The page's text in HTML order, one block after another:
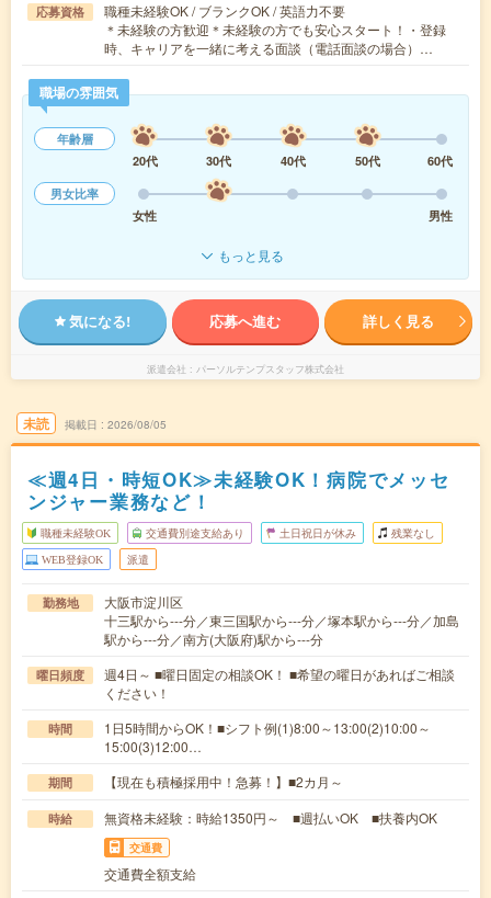
応募資格
職種未経験OK / ブランクOK / 英語力不要
＊未経験の方歓迎＊未経験の方でも安心スタート！・登録
時、キャリアを一緒に考える面談（電話面談の場合）…
職場の雰囲気
年齢層
20代
30代 40代 50代
60代
男女比率
女性
男性
もっと見る
気になる! 応募へ進む 詳しく見る
派遣会社 パーソルテンプスタッフ株式会社
未読 掲載日 2026/08/05
≪週4日・時短OK≫未経験OK！病院でメッセ
ンジャー業務など！
職種未経験OK 交通費別途支給あり 土日祝日が休み 残業なし
WEB登録OK 派遣
勤務地
大阪市淀川区
十三駅から---分／東三国駅から---分／塚本駅から---分／加島
駅から---分／南方(大阪府)駅から---分
曜日頻度
週4日～ ■曜日固定の相談OK！ ■希望の曜日があればご相談
ください！
時間
1日5時間からOK！■シフト例(1)8:00～13:00(2)10:00～
15:00(3)12:00…
期間 【現在も積極採用中！急募！】■2カ月～
時給 無資格未経験：時給1350円～ ■週払いOK ■扶養内OK
交通費
交通費全額支給